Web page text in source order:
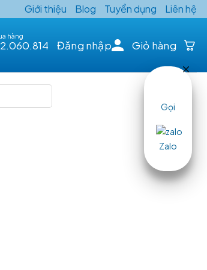
Giới thiệu Blog Tuyển dụng Liên hệ
hàng
Đăng nhập Giỏ hàng
Gọi
Zalo